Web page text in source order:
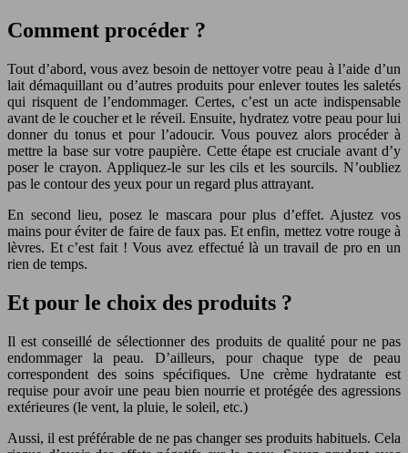
Comment procéder ?
Tout d’abord, vous avez besoin de nettoyer votre peau à l’aide d’un
lait démaquillant ou d’autres produits pour enlever toutes les saletés
qui risquent de l’endommager. Certes, c’est un acte indispensable
avant de le coucher et le réveil. Ensuite, hydratez votre peau pour lui
donner du tonus et pour l’adoucir. Vous pouvez alors procéder à
mettre la base sur votre paupière. Cette étape est cruciale avant d’y
poser le crayon. Appliquez-le sur les cils et les sourcils. N’oubliez
pas le contour des yeux pour un regard plus attrayant.
En second lieu, posez le mascara pour plus d’effet. Ajustez vos
mains pour éviter de faire de faux pas. Et enfin, mettez votre rouge à
lèvres. Et c’est fait ! Vous avez effectué là un travail de pro en un
rien de temps.
Et pour le choix des produits ?
Il est conseillé de sélectionner des produits de qualité pour ne pas
endommager la peau. D’ailleurs, pour chaque type de peau
correspondent des soins spécifiques. Une crème hydratante est
requise pour avoir une peau bien nourrie et protégée des agressions
extérieures (le vent, la pluie, le soleil, etc.)
Aussi, il est préférable de ne pas changer ses produits habituels. Cela